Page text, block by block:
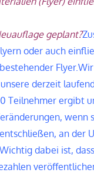
geplant?
oder auch
Flyer.
derzeit
Teilnehmer ergibt
wenn
an der
dabei ist,